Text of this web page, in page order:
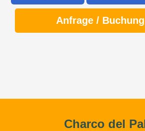
Anfrage / Buchung
Charco del